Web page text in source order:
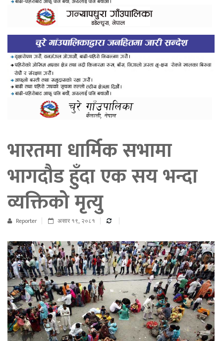
भारतमा धार्मिक सभामा
भागदौड हुँदा एक सय भन्दा
व्यक्तिको मृत्यु
Reporter असार १९, २०८१